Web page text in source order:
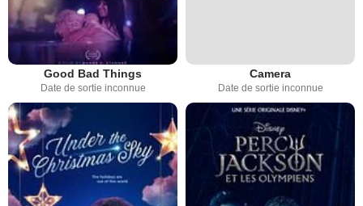
Good Bad Things
Date de sortie inconnue
Camera
Date de sortie inconnue